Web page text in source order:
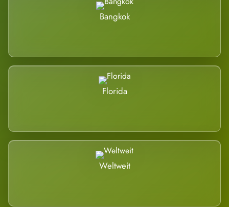
Bangkok
Florida
Weltweit